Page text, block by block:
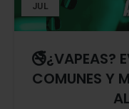
JUL
🚭¿VAPEAS?
COMUNES Y